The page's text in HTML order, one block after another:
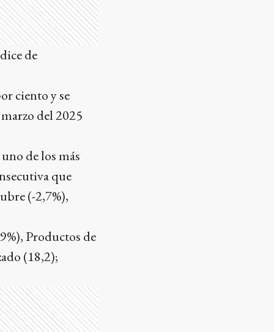
de
ciento y se
del 2025
de los más
que
(-2,7%),
Productos de
(18,2);